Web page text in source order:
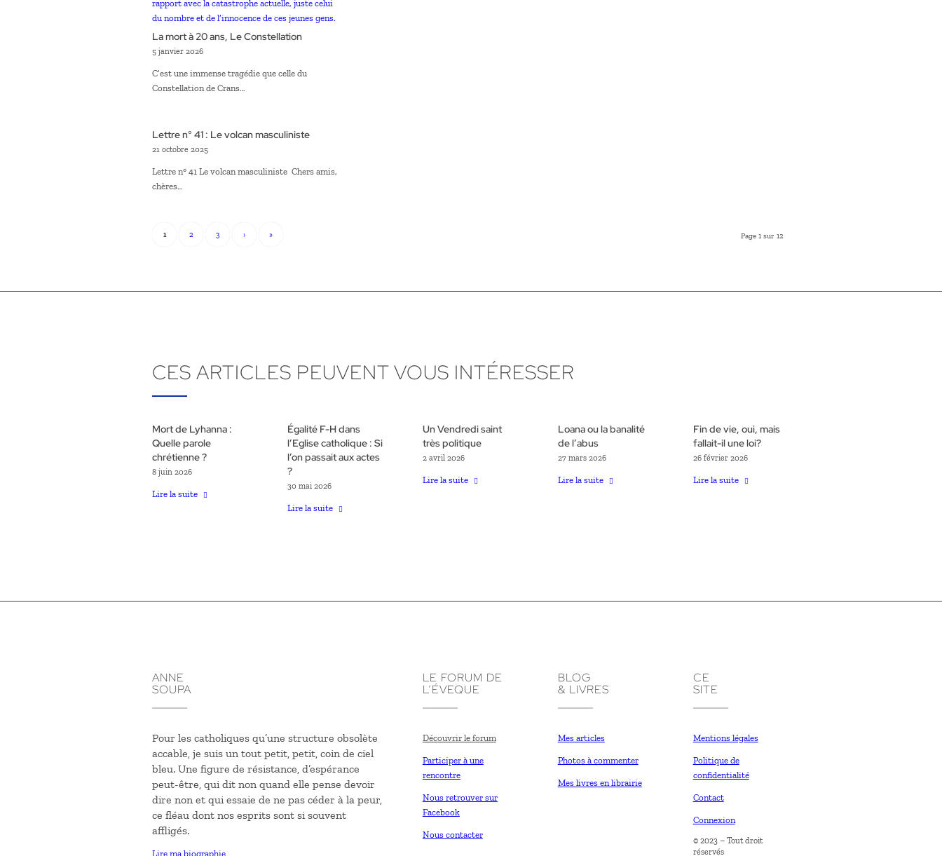
La mort à 20 ans, Le Constellation
5 janvier 2026
C’est une immense tragédie que celle du
Constellation de Crans…
Lettre n° 41 : Le volcan masculiniste
21 octobre 2025
Lettre n° 41 Le volcan masculiniste Chers amis,
chères…
Page 1 sur 12
1 2 3 › »
CES ARTICLES PEUVENT VOUS INTÉRESSER
Mort de Lyhanna :
Quelle parole
chrétienne ?
8 juin 2026
Lire la suite
Égalité F-H dans
l’Eglise catholique : Si
l’on passait aux actes
?
30 mai 2026
Lire la suite
Un Vendredi saint
très politique
2 avril 2026
Lire la suite
Loana ou la banalité
de l’abus
27 mars 2026
Lire la suite
Fin de vie, oui, mais
fallait-il une loi?
26 février 2026
Lire la suite
ANNE
SOUPA
Pour les catholiques qu’une structure obsolète
accable, je suis un tout petit, petit, coin de ciel
bleu. Une figure de résistance, d’espérance
peut-être, qui dit non quand elle pense devoir
dire non et qui essaie de ne pas céder à la peur,
ce fléau dont nos esprits sont si souvent
affligés.
Lire ma biographie
LE FORUM DE
L’ÉVEQUE
Découvrir le forum
Participer à une
rencontre
Nous retrouver sur
Facebook
Nous contacter
BLOG
& LIVRES
Mes articles
Photos à commenter
Mes livres en librairie
CE
SITE
Mentions légales
Politique de
confidentialité
Contact
Connexion
© 2023 – Tout droit
réservés